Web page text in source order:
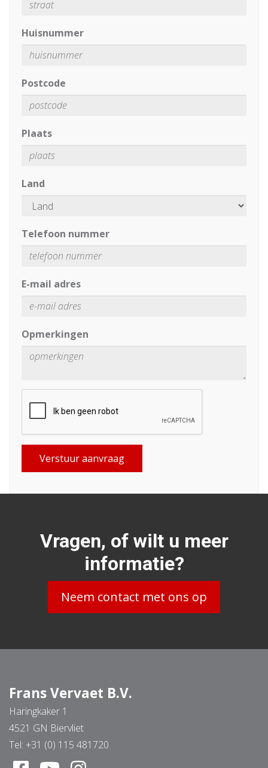
Huisnummer
Postcode
Plaats
Land
Telefoon nummer
E-mail adres
Opmerkingen
Verstuur aanvraag
Vragen, of wilt u meer
informatie?
Neem contact met ons op
Frans Vervaet B.V.
Haringkaker 1
4521 GN Biervliet
Tel: +31 (0) 115 481720